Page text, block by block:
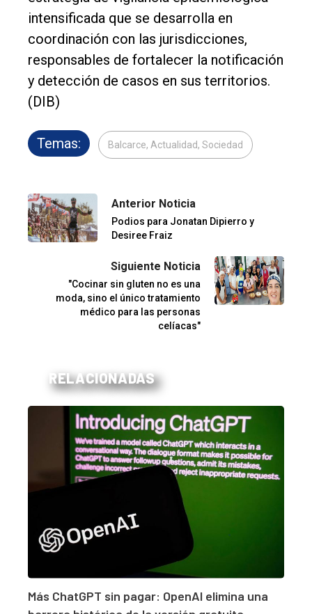
intensificada que se desarrolla en
coordinación con las jurisdicciones,
responsables de fortalecer la notificación
y detección de casos en sus territorios.
(DIB)
Temas: Balcarce, Actualidad, Sociedad
Anterior Noticia
Podios para Jonatan Dipierro y
Desiree Fraiz
Siguiente Noticia
"Cocinar sin gluten no es una
moda, sino el único tratamiento
médico para las personas
celíacas"
RELACIONADAS
Más ChatGPT sin pagar: OpenAI elimina una